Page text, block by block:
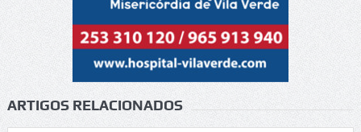
ARTIGOS RELACIONADOS